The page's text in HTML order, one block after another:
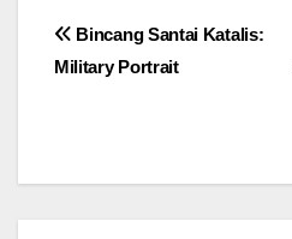
Navigasi
pos
Bincang Santai Katalis:
Military Portrait